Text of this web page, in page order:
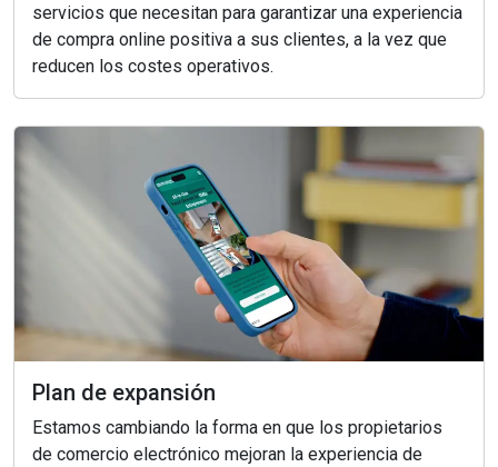
servicios que necesitan para garantizar una experiencia
de compra online positiva a sus clientes, a la vez que
reducen los costes operativos.
Plan de expansión
Estamos cambiando la forma en que los propietarios
de comercio electrónico mejoran la experiencia de